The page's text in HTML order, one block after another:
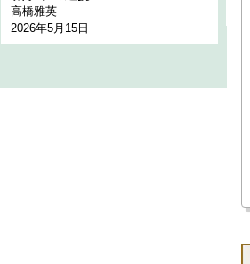
高橋雅英
2026年5月15日